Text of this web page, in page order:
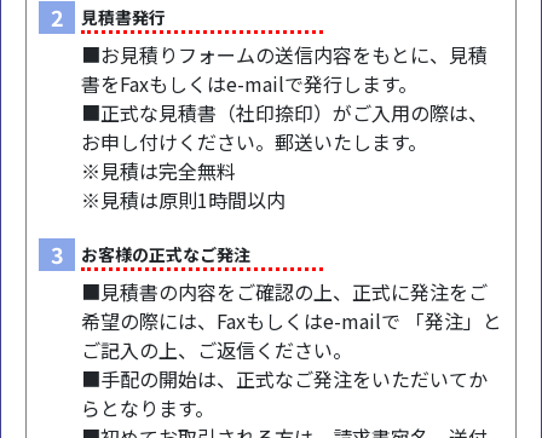
2 見積書発行
■お見積りフォームの送信内容をもとに、見積
書をFaxもしくはe-mailで発行します。
■正式な見積書（社印捺印）がご入用の際は、
お申し付けください。郵送いたします。
※見積は完全無料
※見積は原則1時間以内
3 お客様の正式なご発注
■見積書の内容をご確認の上、正式に発注をご
希望の際には、Faxもしくはe-mailで 「発注」と
ご記入の上、ご返信ください。
■手配の開始は、正式なご発注をいただいてか
らとなります。